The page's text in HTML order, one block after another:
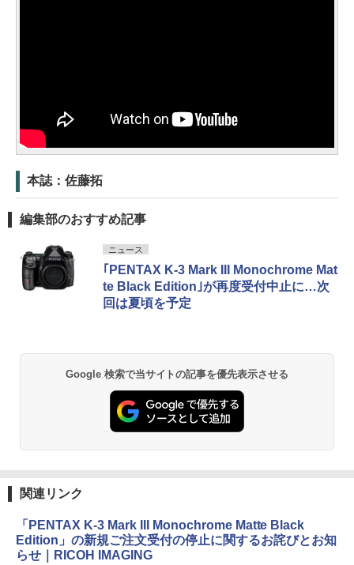
本誌：佐藤拓
編集部のおすすめ記事
ニュース
｢PENTAX K-3 Mark III Monochrome Mat
te Black Edition｣が再度受付中止に…次
回は夏頃を予定
Google 検索で当サイトの記事を優先表示させる
関連リンク
「PENTAX K-3 Mark III Monochrome Matte Black
Edition」の新規ご注文受付の停止に関するお詫びとお知
らせ｜RICOH IMAGING